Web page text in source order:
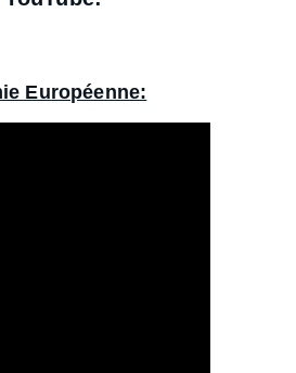
Européenne: